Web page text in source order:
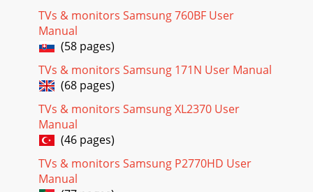
(Diapazons: 0~100)Augstāka vērtība palielina
Page 52
56Krāsu nianšu konfigurēšana44 Krāsu nianšu
konfigurēšana4.4 Color TonePielāgojiet vispārējo attēla
krāsu toni. 4.4.1 Color Tone iestatījumu konfigurā
Page 53 - Krāsu nianšu konfigurēšana
57Krāsu nianšu konfigurēšana44 Krāsu nianšu
konfigurēšana4.5 GammaPielāgojiet attēla vidējā diapazona
spilgtumu (gammas vērtību).4.5.1 Elementa Gamma
Page 54
TVs & monitors Samsung 760BF User
Manual
(58 pages)
TVs & monitors Samsung 171N User Manual
(68 pages)
TVs & monitors Samsung XL2370 User
Manual
(46 pages)
TVs & monitors Samsung P2770HD User
Manual